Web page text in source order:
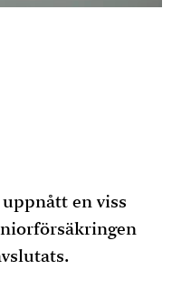
en viss